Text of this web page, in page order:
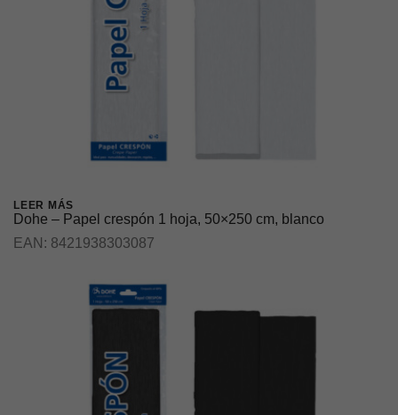
LEER MÁS
Dohe – Papel crespón 1 hoja, 50×250 cm, blanco
EAN: 8421938303087